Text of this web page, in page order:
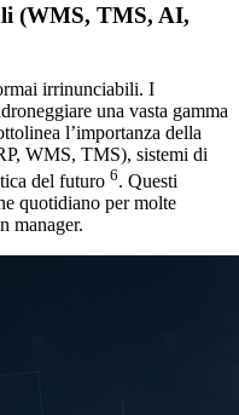
(WMS, TMS, AI,
irrinunciabili. I
una vasta gamma
l’importanza della
WMS, TMS), sistemi di
del futuro 6. Questi
quotidiano per molte
manager.